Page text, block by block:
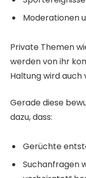
Moderationen
Private Themen
werden von ihr
Haltung wird auch
Gerade diese
dazu, dass:
Gerüchte
Suchanfragen